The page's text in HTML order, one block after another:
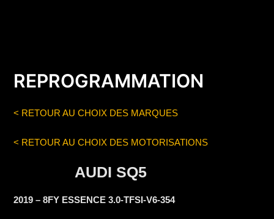
REPROGRAMMATION
< RETOUR AU CHOIX DES MARQUES
< RETOUR AU CHOIX DES MOTORISATIONS
AUDI SQ5
2019 – 8FY ESSENCE 3.0-TFSI-V6-354